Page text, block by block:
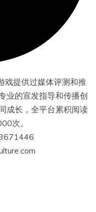
戏提供过媒体评测和推
业的宣发指导和传播创
成长，全平台累积阅读
次。